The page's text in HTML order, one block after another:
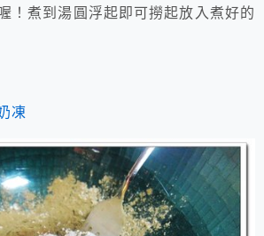
！煮到湯圓浮起即可撈起放入煮好的
凍